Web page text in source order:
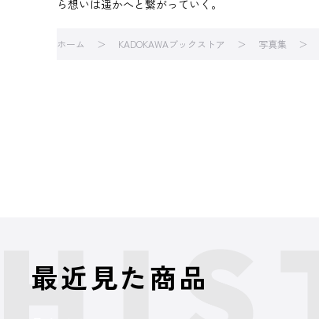
ら想いは遥かへと繋がっていく。
ホーム KADOKAWAブックストア 写真集
最近見た商品